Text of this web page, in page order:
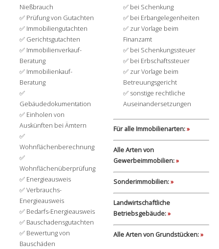
Nießbrauch
Prüfung von Gutachten
Immobiliengutachten
Gerichtsgutachten
Immobilienverkauf-
Beratung
Immobilienkauf-
Beratung
Gebäudedokumentation
Einholen von
Auskünften bei Ämtern
Wohnflächenberechnung
Wohnflächenüberprüfung
Energieausweis
Verbrauchs-
Energieausweis
Bedarfs-Energieausweis
Bauschadensgutachten
Bewertung von
Bauschäden
bei Schenkung
bei Erbangelegenheiten
zur Vorlage beim
Finanzamt
bei Schenkungssteuer
bei Erbschaftssteuer
zur Vorlage beim
Betreuungsgericht
sonstige rechtliche
Auseinandersetzungen
Für alle Immobilienarten:»
Alle Arten von
Gewerbeimmobilien:»
Sonderimmobilien:»
Landwirtschaftliche
Betriebsgebäude:»
Alle Arten von Grundstücken:»